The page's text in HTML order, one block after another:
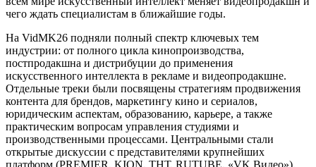
чего ждать специалистам в ближайшие годы.
На VidMK26 подняли полный спектр ключевых тем
индустрии: от полного цикла кинопроизводства,
постпродакшна и дистрибуции до применения
искусственного интеллекта в рекламе и видеопродакшне.
Отдельные треки были посвящены стратегиям продвижения
контента для брендов, маркетингу кино и сериалов,
юридическим аспектам, образованию, карьере, а также
практическим вопросам управления студиями и
производственными процессами. Центральными стали
открытые дискуссии с представителями крупнейших
платформ (PREMIER, KION, ТНТ, RUTUBE, «VK Видео»),